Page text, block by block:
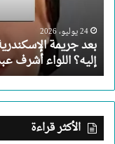
لقتل
أقرب
الناس
إليه؟
اللواء
أشرف
عبد
العزيز
24 يوليو، 2026
بعد جريمة
إليه؟ اللواء أشرف
الأكثر قراءة